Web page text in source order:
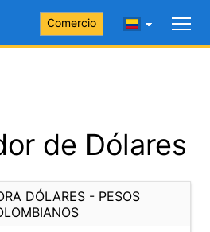
Comercio
de Dólares
DÓLARES - PESOS